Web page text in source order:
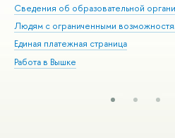
Сведения об образовательной
Людям с ограниченными
Единая платежная страница
Работа в Вышке